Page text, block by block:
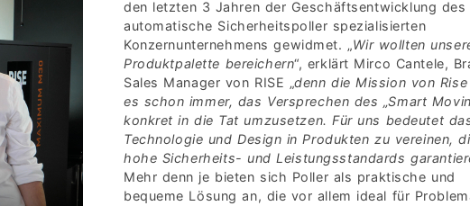
den letzten 3 Jahren der Geschäftsentwicklung des
automatische Sicherheitspoller spezialisierten
Konzernunternehmens gewidmet. „Wir wollten
Produktpalette bereichern“, erklärt Mirco Cantele,
Sales Manager von RISE „denn die Mission von
es schon immer, das Versprechen des „Smart
konkret in die Tat umzusetzen. Für uns bedeutet
Technologie und Design in Produkten zu vereinen,
hohe Sicherheits- und Leistungsstandards
Mehr denn je bieten sich Poller als praktische und
bequeme Lösung an, die vor allem ideal für